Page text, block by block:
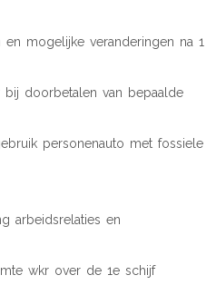
mogelijke veranderingen na 1
doorbetalen van bepaalde
personenauto met fossiele
arbeidsrelaties en
wkr over de 1e schijf